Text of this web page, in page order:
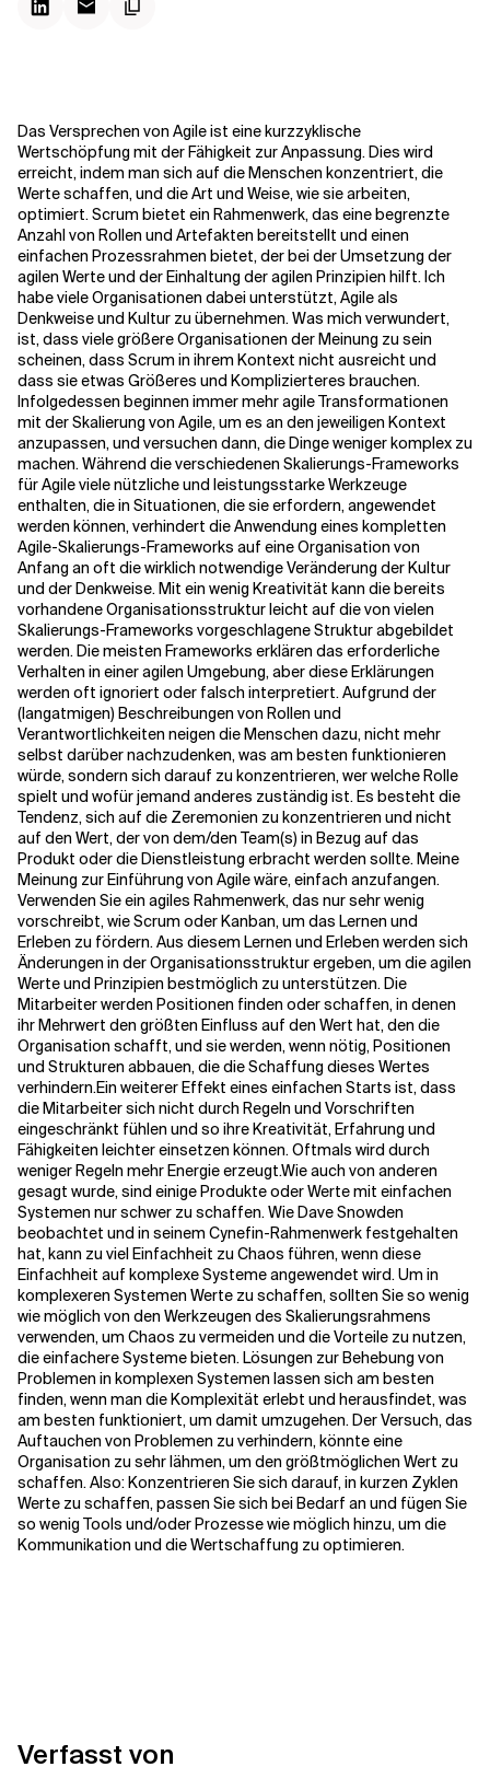
Verwandte Themen
Das Versprechen von Agile ist eine kurzzyklische
Wertschöpfung mit der Fähigkeit zur Anpassung. Dies wird
erreicht, indem man sich auf die Menschen konzentriert, die
Werte schaffen, und die Art und Weise, wie sie arbeiten,
optimiert.Scrum bietet ein Rahmenwerk, das eine begrenzte
Anzahl von Rollen und Artefakten bereitstellt und einen
einfachen Prozessrahmen bietet, der bei der Umsetzung der
agilen Werte und der Einhaltung der agilen Prinzipien hilft. Ich
habe viele Organisationen dabei unterstützt, Agile als
Denkweise und Kultur zu übernehmen. Was mich verwundert,
ist, dass viele größere Organisationen der Meinung zu sein
scheinen, dass Scrum in ihrem Kontext nicht ausreicht und
dass sie etwas Größeres und Komplizierteres brauchen.
Infolgedessen beginnen immer mehr agile Transformationen
mit der Skalierung von Agile, um es an den jeweiligen Kontext
anzupassen, und versuchen dann, die Dinge weniger komplex zu
machen. Während die verschiedenen Skalierungs-Frameworks
für Agile viele nützliche und leistungsstarke Werkzeuge
enthalten, die in Situationen, die sie erfordern, angewendet
werden können, verhindert die Anwendung eines kompletten
Agile-Skalierungs-Frameworks auf eine Organisation von
Anfang an oft die wirklich notwendige Veränderung der Kultur
und der Denkweise. Mit ein wenig Kreativität kann die bereits
vorhandene Organisationsstruktur leicht auf die von vielen
Skalierungs-Frameworks vorgeschlagene Struktur abgebildet
werden. Die meisten Frameworks erklären das erforderliche
Verhalten in einer agilen Umgebung, aber diese Erklärungen
werden oft ignoriert oder falsch interpretiert. Aufgrund der
(langatmigen) Beschreibungen von Rollen und
Verantwortlichkeiten neigen die Menschen dazu, nicht mehr
selbst darüber nachzudenken, was am besten funktionieren
würde, sondern sich darauf zu konzentrieren, wer welche Rolle
spielt und wofür jemand anderes zuständig ist. Es besteht die
Tendenz, sich auf die Zeremonien zu konzentrieren und nicht
auf den Wert, der von dem/den Team(s) in Bezug auf das
Produkt oder die Dienstleistung erbracht werden sollte. Meine
Meinung zur Einführung von Agile wäre, einfach anzufangen.
Verwenden Sie ein agiles Rahmenwerk, das nur sehr wenig
vorschreibt, wie Scrum oder Kanban, um das Lernen und
Erleben zu fördern. Aus diesem Lernen und Erleben werden sich
Änderungen in der Organisationsstruktur ergeben, um die agilen
Werte und Prinzipien bestmöglich zu unterstützen. Die
Mitarbeiter werden Positionen finden oder schaffen, in denen
ihr Mehrwert den größten Einfluss auf den Wert hat, den die
Organisation schafft, und sie werden, wenn nötig, Positionen
und Strukturen abbauen, die die Schaffung dieses Wertes
verhindern.Ein weiterer Effekt eines einfachen Starts ist, dass
die Mitarbeiter sich nicht durch Regeln und Vorschriften
eingeschränkt fühlen und so ihre Kreativität, Erfahrung und
Fähigkeiten leichter einsetzen können. Oftmals wird durch
weniger Regeln mehr Energie erzeugt.Wie auch von anderen
gesagt wurde, sind einige Produkte oder Werte mit einfachen
Systemen nur schwer zu schaffen. Wie Dave Snowden
beobachtet und in seinem Cynefin-Rahmenwerk festgehalten
hat, kann zu viel Einfachheit zu Chaos führen, wenn diese
Einfachheit auf komplexe Systeme angewendet wird. Um in
komplexeren Systemen Werte zu schaffen, sollten Sie so wenig
wie möglich von den Werkzeugen des Skalierungsrahmens
verwenden, um Chaos zu vermeiden und die Vorteile zu nutzen,
die einfachere Systeme bieten. Lösungen zur Behebung von
Problemen in komplexen Systemen lassen sich am besten
finden, wenn man die Komplexität erlebt und herausfindet, was
am besten funktioniert, um damit umzugehen. Der Versuch, das
Auftauchen von Problemen zu verhindern, könnte eine
Organisation zu sehr lähmen, um den größtmöglichen Wert zu
schaffen. Also: Konzentrieren Sie sich darauf, in kurzen Zyklen
Werte zu schaffen, passen Sie sich bei Bedarf an und fügen Sie
so wenig Tools und/oder Prozesse wie möglich hinzu, um die
Kommunikation und die Wertschaffung zu optimieren.
Verfasst von